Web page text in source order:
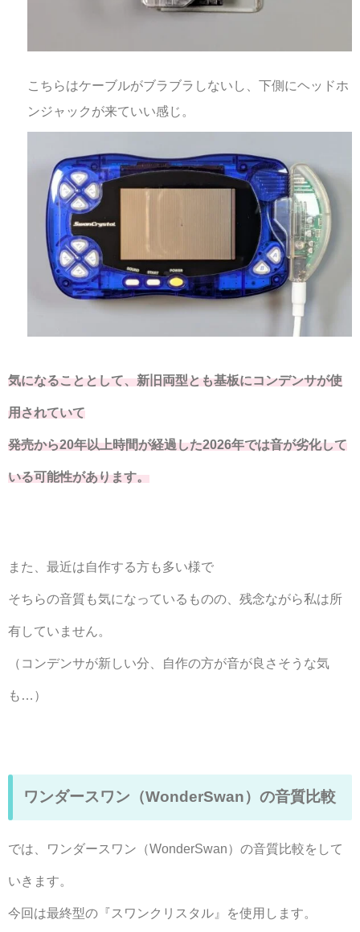
こちらはケーブルがブラブラしないし、下側にヘッドホ
ンジャックが来ていい感じ。
気になることとして、新旧両型とも基板にコンデンサが使
用されていて
発売から20年以上時間が経過した2026年では音が劣化して
いる可能性があります。
また、最近は自作する方も多い様で
そちらの音質も気になっているものの、残念ながら私は所
有していません。
（コンデンサが新しい分、自作の方が音が良さそうな気
も…）
ワンダースワン（WonderSwan）の音質比較
では、ワンダースワン（WonderSwan）の音質比較をして
いきます。
今回は最終型の『スワンクリスタル』を使用します。